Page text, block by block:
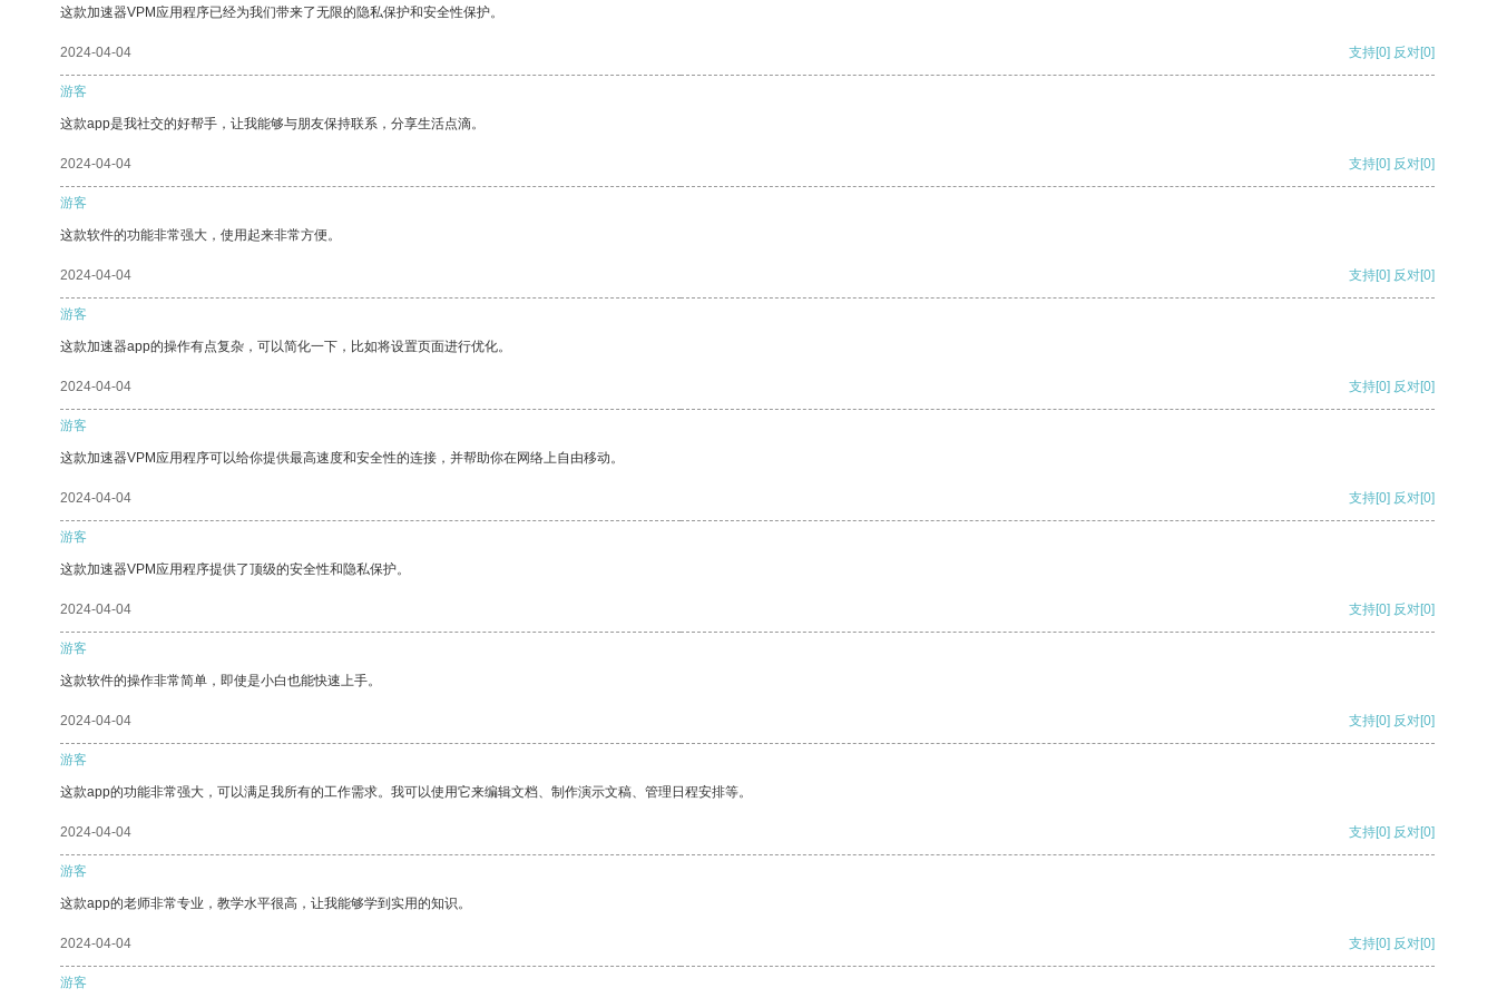
这款加速器VPM应用程序已经为我们带来了无限的隐私保护和安全性保护。
2024-04-04 支持[0] 反对[0]
游客
这款app是我社交的好帮手，让我能够与朋友保持联系，分享生活点滴。
2024-04-04 支持[0] 反对[0]
游客
这款软件的功能非常强大，使用起来非常方便。
2024-04-04 支持[0] 反对[0]
游客
这款加速器app的操作有点复杂，可以简化一下，比如将设置页面进行优化。
2024-04-04 支持[0] 反对[0]
游客
这款加速器VPM应用程序可以给你提供最高速度和安全性的连接，并帮助你在网络上自由移动。
2024-04-04 支持[0] 反对[0]
游客
这款加速器VPM应用程序提供了顶级的安全性和隐私保护。
2024-04-04 支持[0] 反对[0]
游客
这款软件的操作非常简单，即使是小白也能快速上手。
2024-04-04 支持[0] 反对[0]
游客
这款app的功能非常强大，可以满足我所有的工作需求。我可以使用它来编辑文档、制作演示文稿、管理日程安排等。
2024-04-04 支持[0] 反对[0]
游客
这款app的老师非常专业，教学水平很高，让我能够学到实用的知识。
2024-04-04 支持[0] 反对[0]
游客